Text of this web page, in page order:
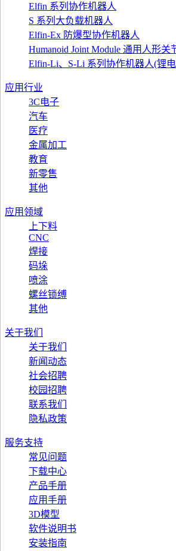
Elfin 系列协作机器人
S 系列大负载机器人
Elfin-Ex 防爆型协作机器人
Humanoid Joint Module 通用人形关
Elfin-Li、S-Li 系列协作机器人(锂
应用行业
3C电子
汽车
医疗
金属加工
教育
新零售
其他
应用领域
上下料
CNC
焊接
码垛
喷涂
螺丝锁缚
其他
关于我们
关于我们
新闻动态
社会招聘
校园招聘
联系我们
隐私政策
服务支持
常见问题
下载中心
产品手册
应用手册
3D模型
软件说明书
安装指南